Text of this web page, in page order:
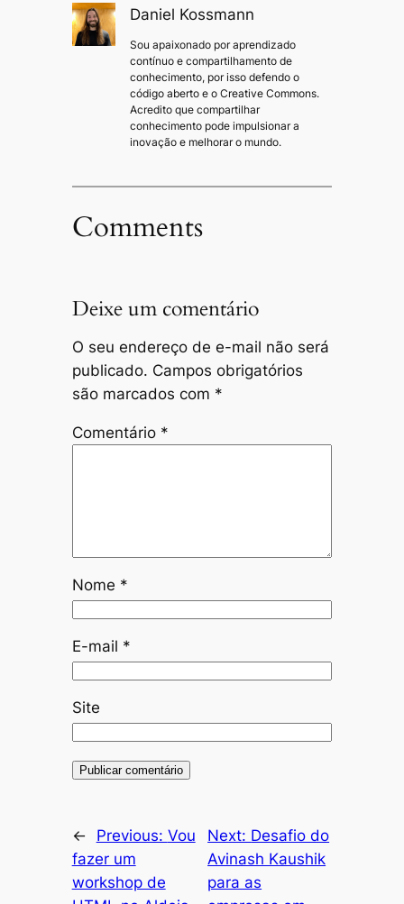
Daniel Kossmann
Sou apaixonado por aprendizado
contínuo e compartilhamento de
conhecimento, por isso defendo o
código aberto e o Creative Commons.
Acredito que compartilhar
conhecimento pode impulsionar a
inovação e melhorar o mundo.
Comments
Deixe um comentário
O seu endereço de e-mail não será
publicado. Campos obrigatórios
são marcados com *
Comentário *
Nome *
E-mail *
Site
← Previous: Vou
fazer um
workshop de
Next: Desafio do
Avinash Kaushik
para as